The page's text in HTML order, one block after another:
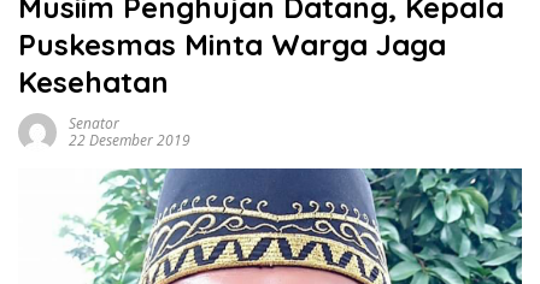
Musiim Penghujan Datang, Kepala
Puskesmas Minta Warga Jaga
Kesehatan
Senator
22 Desember 2019